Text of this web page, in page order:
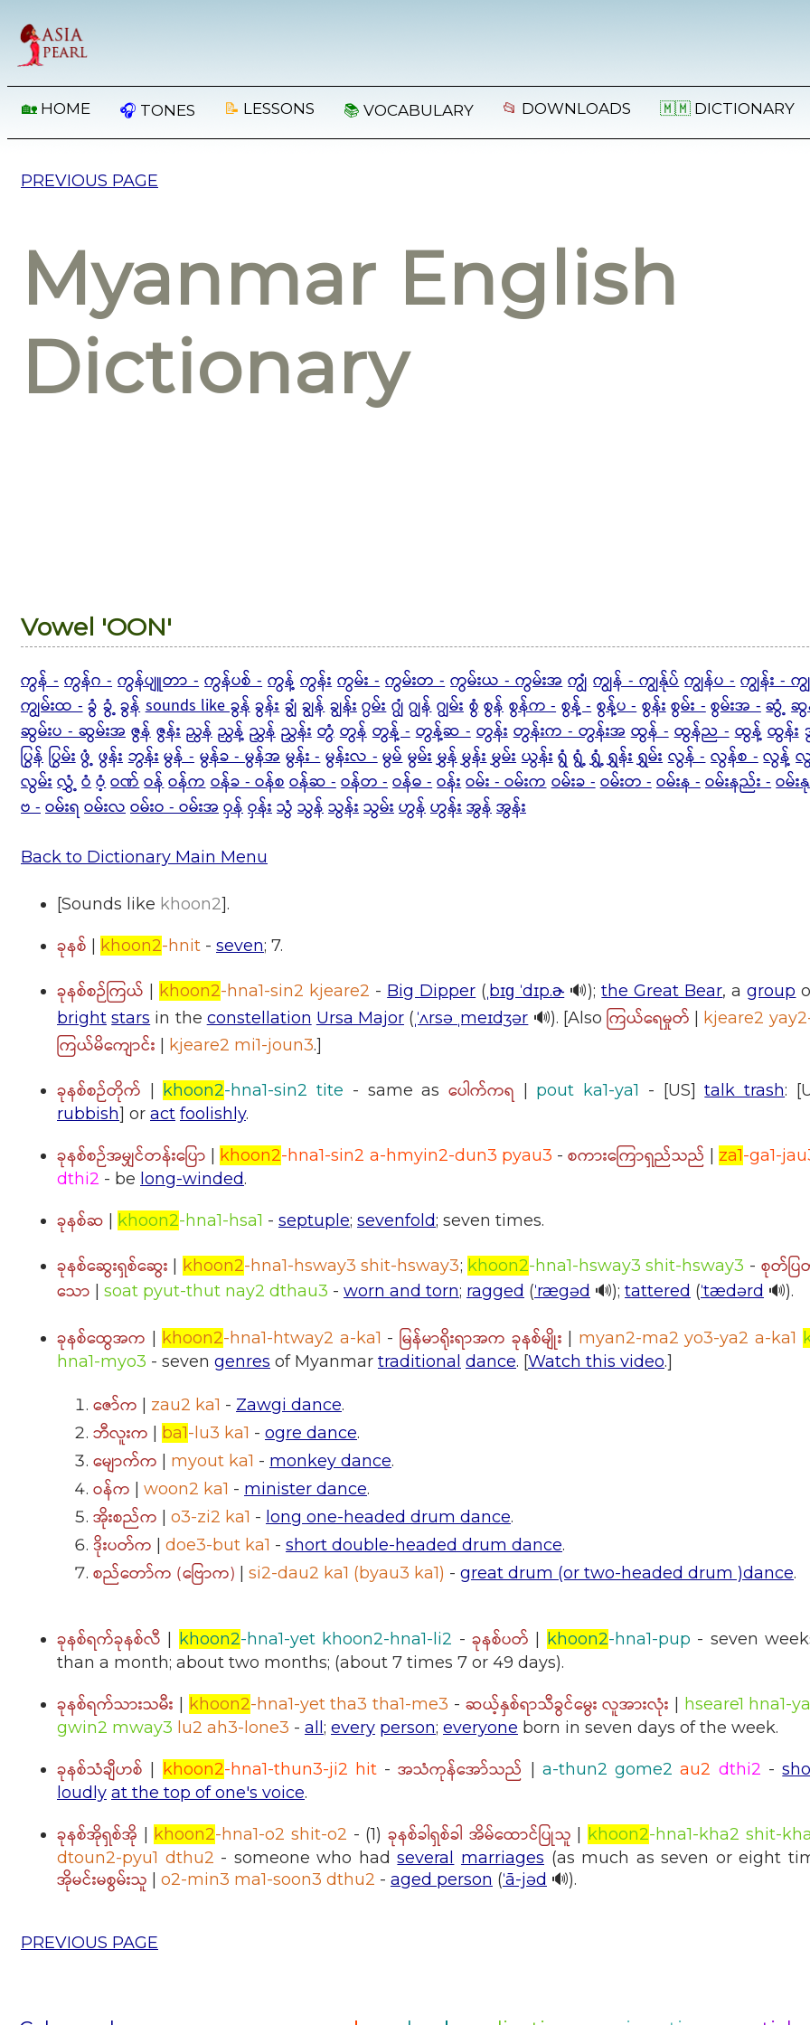
🏡 HOME 🎧 TONES 📝 LESSONS 📚 VOCABULARY 📂 DOWNLOADS 🇲🇲 DICTIONARY
PREVIOUS PAGE
Myanmar English
Dictionary
Vowel 'OON'
ကွန် - ကွန်ဂ - ကွန်ပျူတာ - ကွန်ပစ် - ကွန့် ကွန်း ကွမ်း - ကွမ်းတ - ကွမ်းယ - ကွမ်းအ ကျွံ ကျွန် - ကျွန်ုပ် ကျွန်ပ - ကျွန်း - က
ကျွမ်းထ -ခွံ ခွံ့ ခွန်sounds like ခွန်ခွန်းချွံ ချွန်ချွန်းဂွမ်း ဂျွံ ဂျွန်ဂျွမ်း စွံစွန် စွန်က - စွန့် - စွန့်ပ - စွန်းစွမ်း -စွမ်းအ -ဆွံ့ ဆွ
ဆွမ်းပ - ဆွမ်းအ ဇွန် ဇွန်း ညွန် ညွန့် ညွှန် ညွှန်း တွံ တွန် တွန့် - တွန့်ဆ - တွန်း တွန်းက - တွန်းအ ထွန် - ထွန်ည - ထွန့် ထွန်း
ပြွန် ပြွမ်း ဖွံ့ ဖွန်း ဘွန်း မွန် - မွန်ခ - မွန်အ မွန်း - မွန်းလ - မွမ် မွမ်း မွှန် မွှန်း မွှမ်း ယွန်း ရွံ ရွံ့ ရွှံ့ ရွှန်း ရွှမ်း လွန် - လွန်စ - လွန့်
လွမ်းလွှံ့ ဝံဝံ့ဝဏ်ဝန်ဝန်ကဝန်ခ - ဝန်စဝန်ဆ -ဝန်တ -ဝန်ဓ -ဝန်းဝမ်း - ဝမ်းကဝမ်းခ -ဝမ်းတ -ဝမ်းန -ဝမ်းနည်း -ဝမ်
ဗ -ဝမ်းရ ဝမ်းလဝမ်းဝ - ဝမ်းအဝှန်ဝှန်းသွံ သွန်သွန်းသွမ်းဟွန်ဟွန်းအွန်အွန်း
Back to Dictionary Main Menu
[Sounds like khoon2].
ခုနစ် | khoon2-hnit - seven; 7.
ခုနစ်စဉ်ကြယ် | khoon2-hna1-sin2 kjeare2 - Big Dipper ( ˌbɪɡ ˈdɪp.ɚ 🔊);the Great Bear, agroup
bright stars in the constellation Ursa Major ( ˌˈʌrsə ˌmeɪdʒər 🔊). [Alsoကြယ်ရေမှုတ် | kjeare2
ကြယ်မိကျောင်း | kjeare2 mi1-joun3.]
ခုနစ်စဉ်တိုက် | khoon2-hna1-sin2 tite - same asပေါက်ကရ | pout ka1-ya1 - [US]talk trash:
rubbish] or act foolishly.
ခုနစ်စဉ်အမျှင်တန်းပြော | khoon2-hna1-sin2 a-hmyin2-dun3 pyau3 -စကားကြောရှည်သည် | za1-ga1-
dthi2 - be long-winded.
ခုနစ်ဆ | khoon2-hna1-hsa1 - septuple; sevenfold; seven times.
ခုနစ်ဆွေးရှစ်ဆွေး | khoon2-hna1-hsway3 shit-hsway3; khoon2-hna1-hsway3 shit-hsway3 - စုတ်ပ
သော | soat pyut-thut nay2 dthau3 - worn and torn; ragged (ˈrægəd 🔊); tattered (ˈtædərd 🔊).
ခုနစ်ထွေအက | khoon2-hna1-htway2 a-ka1 - မြန်မာရိုးရာအက ခုနစ်မျိုး | myan2-ma2 yo3-ya2 a-ka1
hna1-myo3 - seven genres of Myanmar traditional dance. [Watch this video.]
ဇော်က | zau2 ka1 - Zawgi dance.
ဘီလူးက | ba1-lu3 ka1 - ogre dance.
မျောက်က | myout ka1 - monkey dance.
ဝန်က | woon2 ka1 - minister dance.
အိုးစည်က | o3-zi2 ka1 - long one-headed drum dance.
ဒိုးပတ်က | doe3-but ka1 - short double-headed drum dance.
စည်တော်က (ဗြောက) | si2-dau2 ka1 (byau3 ka1) - great drum (or two-headed drum )dance.
ခုနစ်ရက်ခုနစ်လီ | khoon2-hna1-yet khoon2-hna1-li2 -ခုနစ်ပတ် | khoon2-hna1-pup - seven
than a month; about two months; (about 7 times 7 or 49 days).
ခုနစ်ရက်သားသမီး | khoon2-hna1-yet tha3 tha1-me3 - ဆယ့်နှစ်ရာသီခွင်မွေး လူအားလုံး | hseare1 hna1-
gwin2 mway3 lu2 ah3-lone3 - all; every person; everyone born in seven days of the week.
ခုနစ်သံချီဟစ် | khoon2-hna1-thun3-ji2 hit-အသံကုန်အော်သည် | a-thun2 gome2 au2 dthi2 -
loudly at the top of one's voice.
ခုနစ်အိုရှစ်အို | khoon2-hna1-o2 shit-o2 - (1)ခုနစ်ခါရှစ်ခါ အိမ်ထောင်ပြုသူ | khoon2-hna1-kha2 shit-
dtoun2-pyu1 dthu2 - someone who hadseveral marriages (as much as seven or eight
အိုမင်းမစွမ်းသူ | o2-min3 ma1-soon3 dthu2 - aged person (ˈā-jəd 🔊).
PREVIOUS PAGE